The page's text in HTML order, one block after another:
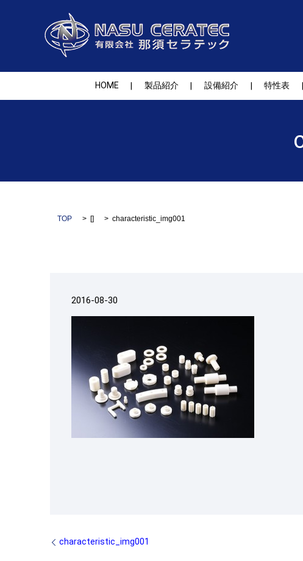
HOME 製品紹介 設備紹介 特性表
TOP [] characteristic_img001
2016-08-30
characteristic_img001